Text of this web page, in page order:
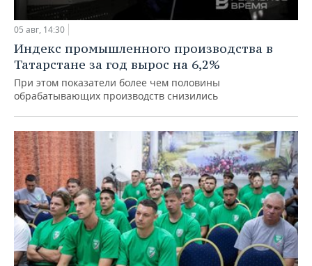
05 авг, 14:30
Индекс промышленного производства в
Татарстане за год вырос на 6,2%
При этом показатели более чем половины
обрабатывающих производств снизились